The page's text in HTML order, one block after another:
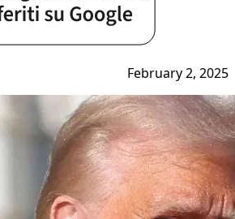
February 2, 2025